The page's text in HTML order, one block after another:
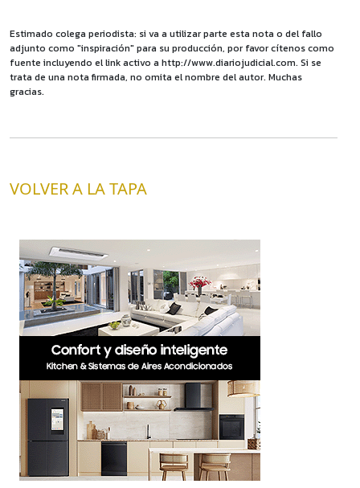
Estimado colega periodista: si va a utilizar parte esta nota o del fallo
adjunto como "inspiración" para su producción, por favor cítenos como
fuente incluyendo el link activo a http://www.diariojudicial.com. Si se
trata de una nota firmada, no omita el nombre del autor. Muchas
gracias.
VOLVER A LA TAPA